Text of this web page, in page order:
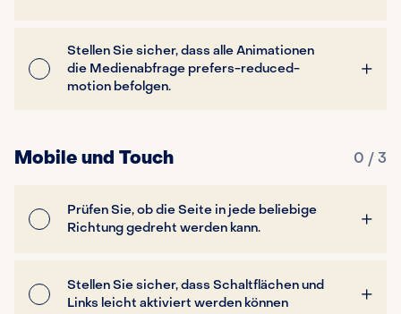
Stellen Sie sicher, dass alle Animationen
die Medienabfrage prefers-reduced-
motion befolgen.
Mobile und Touch 0 / 3
Prüfen Sie, ob die Seite in jede beliebige
Richtung gedreht werden kann.
Stellen Sie sicher, dass Schaltflächen und
Links leicht aktiviert werden können